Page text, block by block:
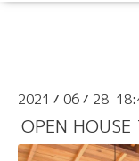
2021 / 06 / 28
OPEN